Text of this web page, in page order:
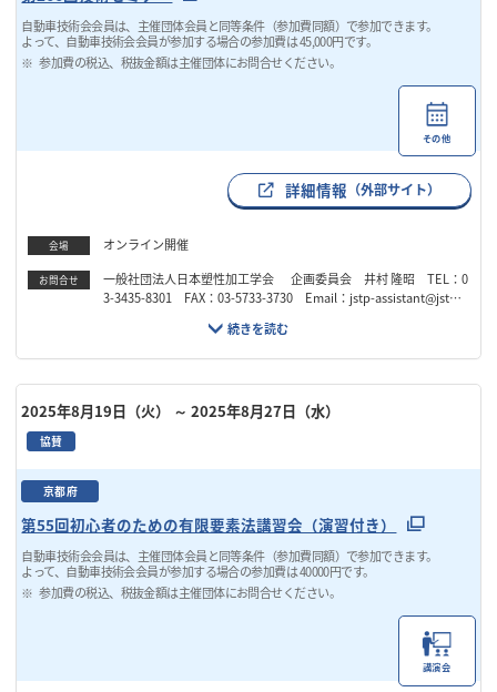
自動車技術会会員は、主催団体会員と同等条件（参加費同額）で参加できます。
よって、自動車技術会会員が参加する場合の参加費は 45,000円です。
参加費の税込、税抜金額は主催団体にお問合せください。
その他
詳細情報 （外部サイト）
会場 オンライン開催
お問合せ
一般社団法人日本塑性加工学会 企画委員会 井村 隆昭 TEL：0
3-3435-8301 FAX：03-5733-3730 Email：jstp-assistant@jstp.o
2025年8月19日（火） ～ 2025年8月27日（水）
協賛
京都府
第55回初心者のための有限要素法講習会（演習付き）
自動車技術会会員は、主催団体会員と同等条件（参加費同額）で参加できます。
よって、自動車技術会会員が参加する場合の参加費は 40000円です。
参加費の税込、税抜金額は主催団体にお問合せください。
講演会